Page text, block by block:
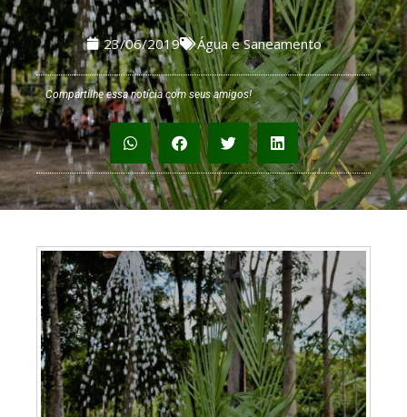
23/06/2019 Água e Saneamento
Compartilhe essa notícia com seus amigos!